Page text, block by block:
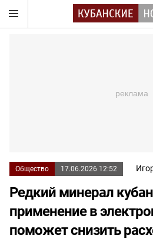
Общество 17.06.2026 12:52
Редкий минерал
применение в
поможет снизить